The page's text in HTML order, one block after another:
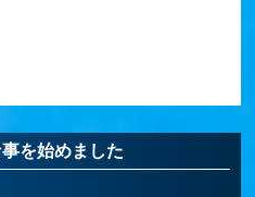
を始めました